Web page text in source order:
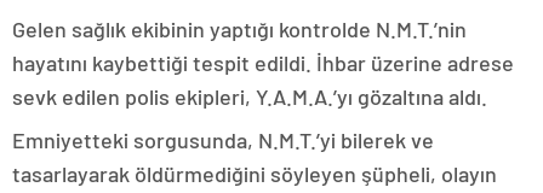
Gelen sağlık ekibinin yaptığı kontrolde N.M.T.’nin
hayatını kaybettiği tespit edildi. İhbar üzerine adrese
sevk edilen polis ekipleri, Y.A.M.A.’yı gözaltına aldı.
Emniyetteki sorgusunda, N.M.T.’yi bilerek ve
tasarlayarak öldürmediğini söyleyen şüpheli, olayın